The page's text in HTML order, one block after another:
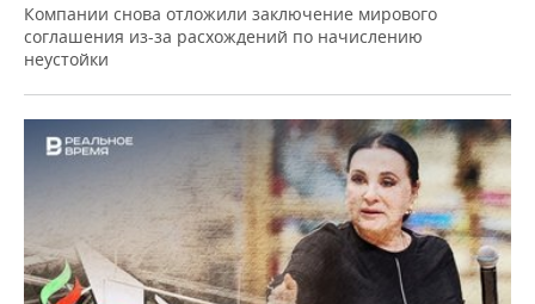
Компании снова отложили заключение мирового
соглашения из-за расхождений по начислению
неустойки